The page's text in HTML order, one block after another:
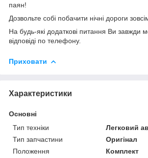
паян!
Дозвольте собі побачити нічні дороги
На будь-які додаткові питання Ви завжди
відповіді по телефону.
Приховати
Характеристики
Основні
Тип техніки
Легковий
Тип запчастини
Оригінал
Положення
Комплект